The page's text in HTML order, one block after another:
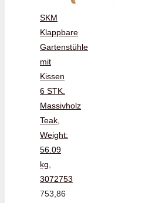
SKM
Klappbare
Gartenstühle
mit
Kissen
6 STK.
Massivholz
Teak,
Weight:
56.09
kg,
3072753
753,86